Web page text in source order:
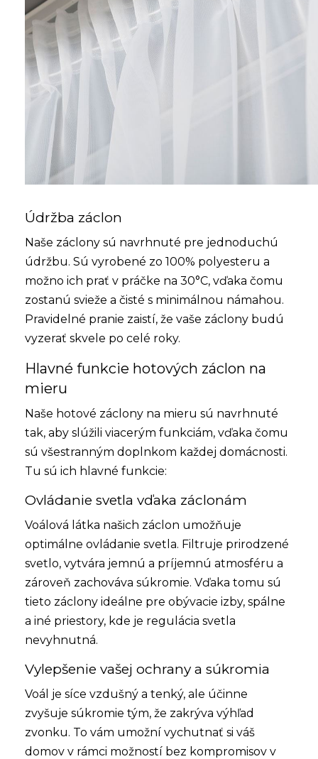
Údržba záclon
Naše záclony sú navrhnuté pre jednoduchú
údržbu. Sú vyrobené zo 100% polyesteru a
možno ich prať v práčke na 30°C, vďaka čomu
zostanú svieže a čisté s minimálnou námahou.
Pravidelné pranie zaistí, že vaše záclony budú
vyzerať skvele po celé roky.
Hlavné funkcie hotových záclon na
mieru
Naše hotové záclony na mieru sú navrhnuté
tak, aby slúžili viacerým funkciám, vďaka čomu
sú všestranným doplnkom každej domácnosti.
Tu sú ich hlavné funkcie:
Ovládanie svetla vďaka záclonám
Voálová látka našich záclon umožňuje
optimálne ovládanie svetla. Filtruje prirodzené
svetlo, vytvára jemnú a príjemnú atmosféru a
zároveň zachováva súkromie. Vďaka tomu sú
tieto záclony ideálne pre obývacie izby, spálne
a iné priestory, kde je regulácia svetla
nevyhnutná.
Vylepšenie vašej ochrany a súkromia
Voál je síce vzdušný a tenký, ale účinne
zvyšuje súkromie tým, že zakrýva výhľad
zvonku. To vám umožní vychutnať si váš
domov v rámci možností bez kompromisov v